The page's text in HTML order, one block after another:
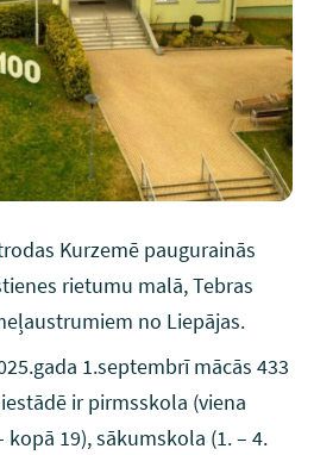
Kurzemē paugurainās
rietumu malā, Tebras
no Liepājas.
1.septembrī mācās 433
ir pirmsskola (viena
19), sākumskola (1. – 4.